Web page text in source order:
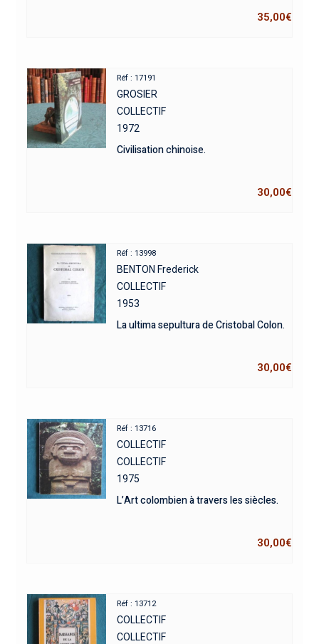
35,00€
Réf : 17191
GROSIER
COLLECTIF
1972
Civilisation chinoise.
30,00€
Réf : 13998
BENTON Frederick
COLLECTIF
1953
La ultima sepultura de Cristobal Colon.
30,00€
Réf : 13716
COLLECTIF
COLLECTIF
1975
L’Art colombien à travers les siècles.
30,00€
Réf : 13712
COLLECTIF
COLLECTIF